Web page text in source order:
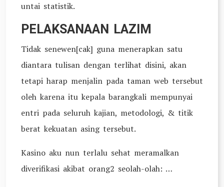
untai statistik.
PELAKSANAAN LAZIM
Tidak senewen[cak] guna menerapkan satu
diantara tulisan dengan terlihat disini, akan
tetapi harap menjalin pada taman web tersebut
oleh karena itu kepala barangkali mempunyai
entri pada seluruh kajian, metodologi, & titik
berat kekuatan asing tersebut.
Kasino aku nun terlalu sehat meramalkan
diverifikasi akibat orang2 seolah-olah: …